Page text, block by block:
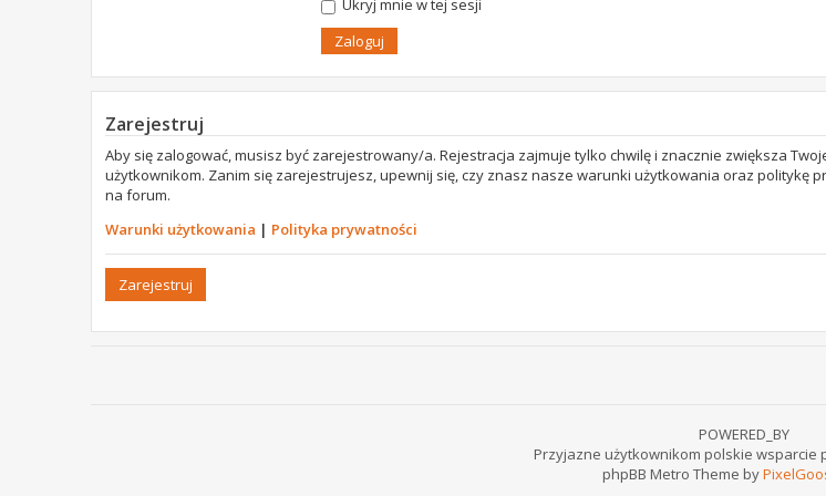
Ukryj mnie w tej sesji
Zarejestruj
Aby się zalogować, musisz być zarejestrowany/a. Rejestracja zajmuje tylko chwilę i znacznie zwiększa
użytkownikom. Zanim się zarejestrujesz, upewnij się, czy znasz nasze warunki użytkowania oraz politykę
na forum.
Warunki użytkowania | Polityka prywatności
Zarejestruj
POWERED_BY
Przyjazne użytkownikom polskie wsparcie
phpBB Metro Theme by